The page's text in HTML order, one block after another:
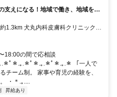
支えになる！地域で働き、地域を支
場完備＞
18:00の間で応相談
ﾟ＊.｡.＊ﾟ＊.｡.＊ﾟ＊.｡.＊ 「一人で
チーム制。 家事や育児の経験を、
・＊.｡....
昇給あり